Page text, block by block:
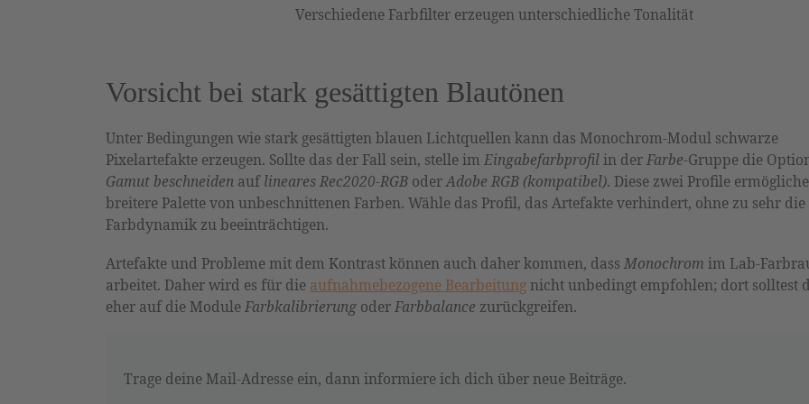
Verschiedene Farbfilter erzeugen unterschiedliche Tonalität
Vorsicht bei stark gesättigten Blautönen
Unter Bedingungen wie stark gesättigten blauen Lichtquellen kann das Monochrom-Modul schwarze
Pixelartefakte erzeugen. Sollte das der Fall sein, stelle im Eingabefarbprofilin derFarbe-Gruppe die
Gamut beschneiden auflineares Rec2020-RGB oderAdobe RGB (kompatibel). Diese zwei Profile
breitere Palette von unbeschnittenen Farben. Wähle das Profil, das Artefakte verhindert, ohne zu sehr die
Farbdynamik zu beeinträchtigen.
Artefakte und Probleme mit dem Kontrast können auch daher kommen, dass Monochrom im Lab-
arbeitet. Daher wird es für die aufnahmebezogene Bearbeitungnicht unbedingt empfohlen; dort solltest
eher auf die ModuleFarbkalibrierung oderFarbbalance zurückgreifen.
Trage deine Mail-Adresse ein, dann informiere ich dich über neue Beiträge.